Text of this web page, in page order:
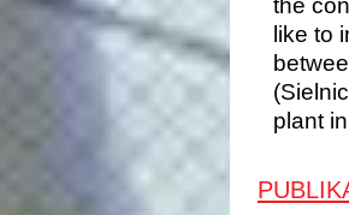
the
like to
plant